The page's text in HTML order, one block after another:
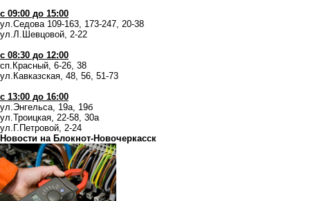
с 09:00 до 15:00
ул.Седова 109-163, 173-247, 20-38
ул.Л.Шевцовой, 2-22
с 08:30 до 12:00
сп.Красный, 6-26, 38
ул.Кавказская, 48, 56, 51-73
с 13:00 до 16:00
ул.Энгельса, 19а, 19б
ул.Троицкая, 22-58, 30а
ул.Г.Петровой, 2-24
Новости на Блoкнoт-Новочеркасск